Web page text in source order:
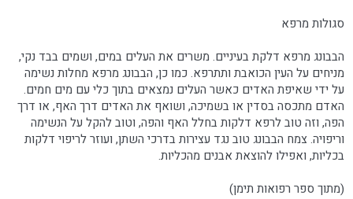
סגולות מרפא
הבבונג מרפא דלקת בעיניים. משרים את העלים במים, ושמים בבד נקי,
מניחים על העין הכואבת ותתרפא. כמו כן, הבבונג מרפא מחלות נשימה
על ידי שאיפת האדים כאשר העלים נמצאים בתוך כלי עם מים חמים.
האדם מתכסה בסדין או בשמיכה, ושואף את האדים דרך האף, או דרך
הפה, וזה טוב לרפא דלקות בחלל האף והפה, וטוב להקל על הנשימה
וריפויה. צמח הבבונג טוב נגד עצירות בדרכי השתן, ועוזר לריפוי דלקות
בכליות, ואפילו להוצאת אבנים מהכליות.
(מתוך ספר רפואות תימן)